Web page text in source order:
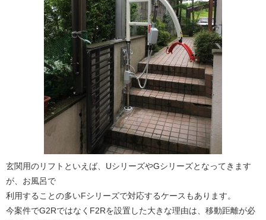
玄関用のリフトといえば、 UシリーズやGシリーズとなってきます
が、お風呂で
利用することの多いFシリーズで対応するケースもあります。
今案件でG2RではなくF2Rを設置した大きな理由は、移動距離が必